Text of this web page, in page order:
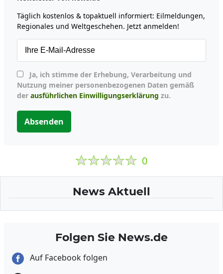
Täglich kostenlos & topaktuell informiert: Eilmeldungen,
Regionales und Weltgeschehen. Jetzt anmelden!
Nutzung meiner personenbezogenen Daten gemäß
der ausführlichen Einwilligungserklärung zu.
Absenden
0
News Aktuell
Folgen Sie News.de
Auf Facebook folgen